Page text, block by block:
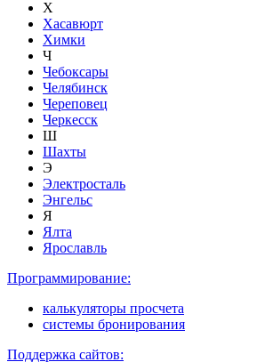
Х
Хасавюрт
Химки
Ч
Чебоксары
Челябинск
Череповец
Черкесск
Ш
Шахты
Э
Электросталь
Энгельс
Я
Ялта
Ярославль
Программирование:
калькуляторы просчета
системы бронирования
Поддержка сайтов: